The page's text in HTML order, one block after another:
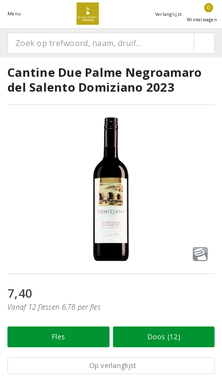
Menu Verlanglijst
0
Winkelwagen
Cantine Due Palme Negroamaro
del Salento Domiziano 2023
7,40
Vanaf 12 flessen 6,78 per fles
Fles Doos (12)
Op verlanglijst